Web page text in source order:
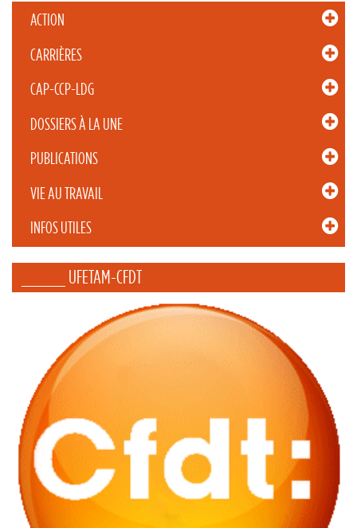
ACTION
CARRIÈRES
CAP-CCP-LDG
DOSSIERS À LA UNE
PUBLICATIONS
VIE AU TRAVAIL
INFOS UTILES
_____ UFETAM-CFDT